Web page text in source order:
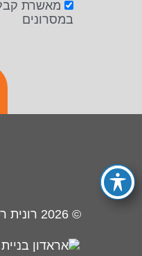
מאשרת
במסרונים
© 2026 רונית